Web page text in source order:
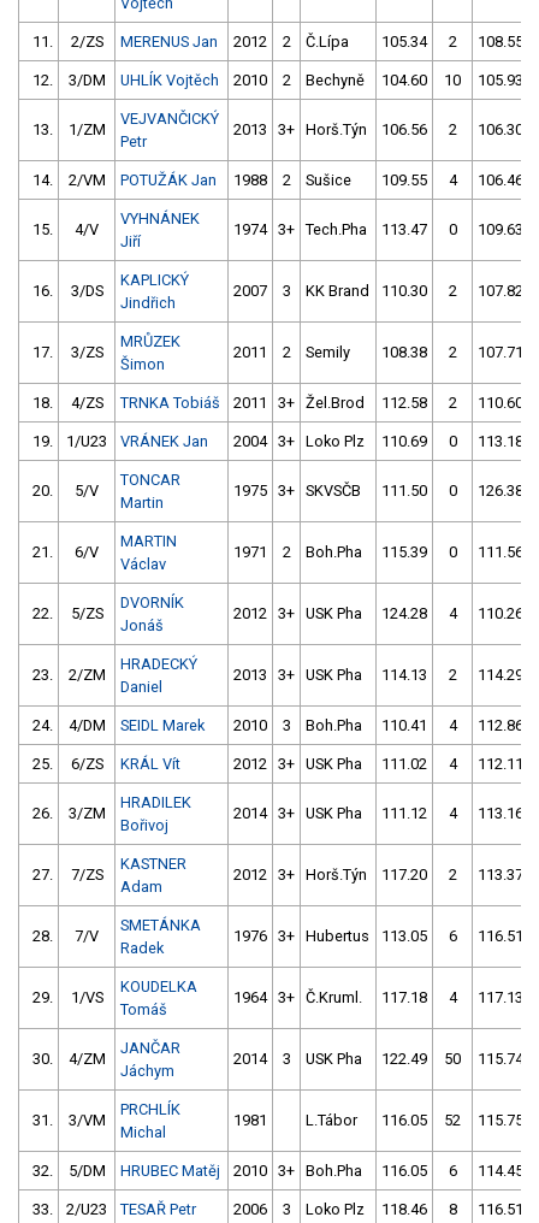
11. 2/ZS MERENUS Jan 2012 2 Č.Lípa 105.34 2 108.55
12. 3/DM UHLÍK Vojtěch 2010 2 Bechyně 104.60 10 105.93
13. 1/ZM
VEJVANČICKÝ
Petr
2013 3+ Horš.Týn 106.56 2 106.30
14. 2/VM POTUŽÁK Jan 1988 2 Sušice 109.55 4 106.46
15. 4/V
VYHNÁNEK
Jiří
1974 3+ Tech.Pha 113.47 0 109.63
16. 3/DS
KAPLICKÝ
Jindřich
2007 3 KK Brand 110.30 2 107.82
17. 3/ZS
MRŮZEK
Šimon
2011 2 Semily 108.38 2 107.71
18. 4/ZS TRNKA Tobiáš 2011 3+ Žel.Brod 112.58 2 110.60
19. 1/U23 VRÁNEK Jan 2004 3+ Loko Plz 110.69 0 113.18
20. 5/V
TONCAR
Martin
1975 3+ SKVSČB 111.50 0 126.38
21. 6/V
MARTIN
Václav
1971 2 Boh.Pha 115.39 0 111.56
22. 5/ZS
DVORNÍK
Jonáš
2012 3+ USK Pha 124.28 4 110.26
23. 2/ZM
HRADECKÝ
Daniel
2013 3+ USK Pha 114.13 2 114.29
24. 4/DM SEIDL Marek 2010 3 Boh.Pha 110.41 4 112.86
25. 6/ZS KRÁL Vít 2012 3+ USK Pha 111.02 4 112.11
26. 3/ZM
HRADILEK
Bořivoj
2014 3+ USK Pha 111.12 4 113.16
27. 7/ZS
KASTNER
Adam
2012 3+ Horš.Týn 117.20 2 113.37
28. 7/V
SMETÁNKA
Radek
1976 3+ Hubertus 113.05 6 116.51
29. 1/VS
KOUDELKA
Tomáš
1964 3+ Č.Kruml. 117.18 4 117.13
30. 4/ZM
JANČAR
Jáchym
2014 3 USK Pha 122.49 50 115.74
31. 3/VM
PRCHLÍK
Michal
1981 L.Tábor 116.05 52 115.75
32. 5/DM HRUBEC Matěj 2010 3+ Boh.Pha 116.05 6 114.45
33. 2/U23 TESAŘ Petr 2006 3 Loko Plz 118.46 8 116.51